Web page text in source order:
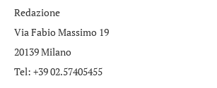
Redazione
Via Fabio Massimo 19
20139 Milano
Tel: +39 02.57405455